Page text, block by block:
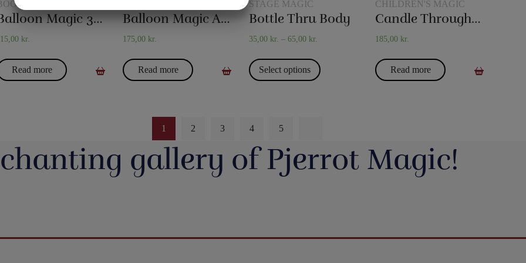
Balloon Magic 321 Q
kr.
Read more
Balloon Magic Advanced 260Q
175,00 kr.
Read more
STAGE MAGIC
Bottle Thru Body
35,00 kr. – 65,00 kr.
Select options
CHILDREN'S MAGIC
Candle Through Balloon
185,00 kr.
Read more
1 2 3 4 5
gallery of Pjerrot Magic!
i stilhed.
interessante mennesker. Desuden var der
kan imponere dine venner og din familie.
- eller mere måske
100 tryllenumre i dette flotte begyndersæt.
2.0 - se
imponerende trick: Infinity Wine:
MARKETING STATISTICS